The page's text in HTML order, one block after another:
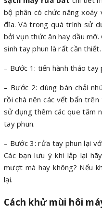
bộ phân có chức năng xoáy
đĩa. Và trong quá trình sử
bởi vụn thức ăn hay dầu mỡ.
sinh tay phun là rất cần thiết.
– Bước 1: tiến hành tháo tay
– Bước 2: dùng bàn chải
rồi chà nên các vết bẩn trên
sử dụng thêm các que tăm
tay phun.
– Bước 3: rửa tay phun lại
Các bạn lưu ý khi lắp lại
mượt mà hay không? Nếu
lại.
Cách khử mùi hôi